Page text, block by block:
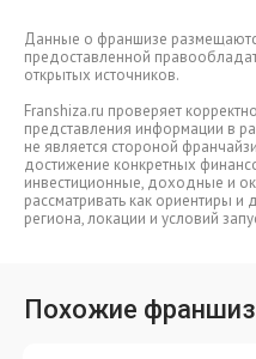
Данные о франшизе
предоставленной
открытых источников.
Franshiza.ru проверяет
представления информации в
не является стороной
достижение конкретных
инвестиционные, доходные и
рассматривать как ориентиры и
региона, локации и условий
Похожие